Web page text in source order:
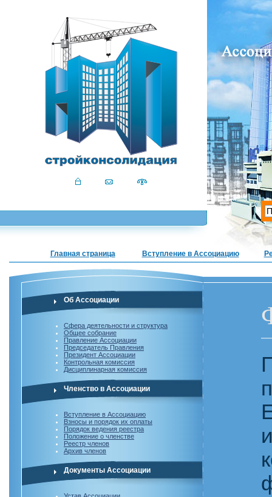
Главная страница Вступление в Ассоциацию
Об Ассоциации
Сфера деятельности и структура
Общее собрание
Правление Ассоциации
Председатель Правления
Президент Ассоциации
Контрольная комиссия
Дисциплинарная комиссия
Членство в Ассоциации
Вступление в Ассоциацию
Взносы и порядок их оплаты
Порядок ведения реестра
Положение о членстве
Реестр членов
Архив членов
Документы Ассоциации